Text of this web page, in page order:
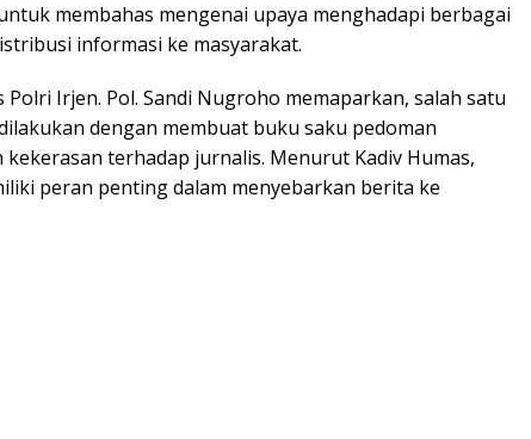
membahas mengenai upaya menghadapi berbagai
informasi ke masyarakat.
Polri Irjen. Pol. Sandi Nugroho memaparkan, salah satu
dengan membuat buku saku pedoman
kekerasan terhadap jurnalis. Menurut Kadiv Humas,
peran penting dalam menyebarkan berita ke